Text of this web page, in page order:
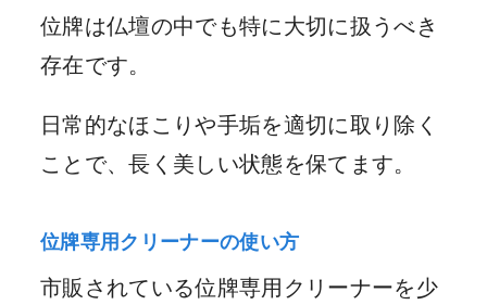
位牌は仏壇の中でも特に大切に扱うべき
存在です。
日常的なほこりや手垢を適切に取り除く
ことで、長く美しい状態を保てます。
位牌専用クリーナーの使い方
市販されている位牌専用クリーナーを少